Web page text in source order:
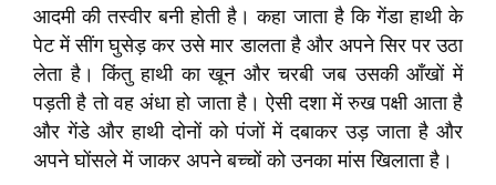
आदमी की तस्वीर बनी होती है। कहा जाता है कि गेंडा हाथी के
पेट में सींग घुसेड़ कर उसे मार डालता है और अपने सिर पर उठा
लेता है। किंतु हाथी का खून और चरबी जब उसकी आँखों में
पड़ती है तो वह अंधा हो जाता है। ऐसी दशा में रुख पक्षी आता है
और गेंडे और हाथी दोनों को पंजों में दबाकर उड़ जाता है और
अपने घोंसले में जाकर अपने बच्चों को उनका मांस खिलाता है।